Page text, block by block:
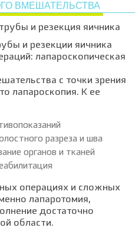
ВМЕШАТЕЛЬСТВА
и резекции яичника
лапароскопическая
с точки зрения
лапароскопия. К ее
разреза и шва
органов и тканей
операциях и сложных
лапаротомия,
достаточно
области.